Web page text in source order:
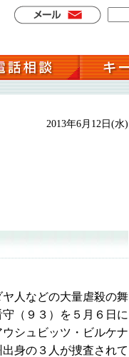
2013年6月12日(水)
人などの大量虐殺の舞
（９３）を５月６日に
シュビッツ・ビルケナ
身の３人が捜査されて